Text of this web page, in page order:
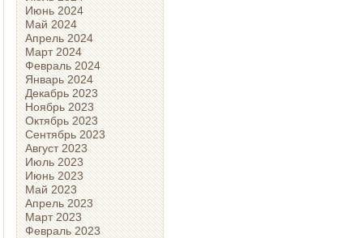
Июнь 2024
Май 2024
Апрель 2024
Март 2024
Февраль 2024
Январь 2024
Декабрь 2023
Ноябрь 2023
Октябрь 2023
Сентябрь 2023
Август 2023
Июль 2023
Июнь 2023
Май 2023
Апрель 2023
Март 2023
Февраль 2023